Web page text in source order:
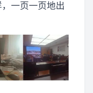
一页一页地出